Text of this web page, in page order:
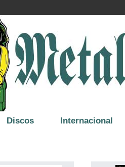
Discos Internacional